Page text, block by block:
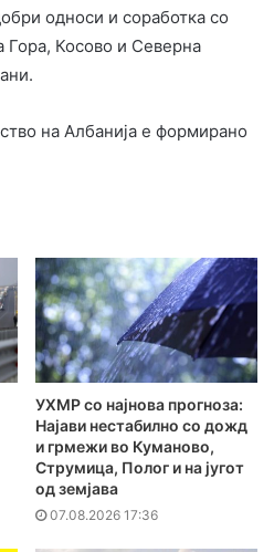
односи и соработка со
Гора, Косово и Северна
на Албанија е формирано
УХМР со најнова прогноза:
Најави нестабилно со дожд
и грмежи во Куманово,
Струмица, Полог и на југот
од земјава
07.08.2026 17:36